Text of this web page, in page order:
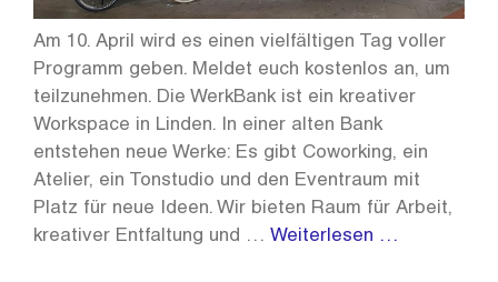
Am 10. April wird es einen vielfältigen Tag voller
Programm geben. Meldet euch kostenlos an, um
teilzunehmen. Die WerkBank ist ein kreativer
Workspace in Linden. In einer alten Bank
entstehen neue Werke: Es gibt Coworking, ein
Atelier, ein Tonstudio und den Eventraum mit
Platz für neue Ideen. Wir bieten Raum für Arbeit,
kreativer Entfaltung und … Weiterlesen …